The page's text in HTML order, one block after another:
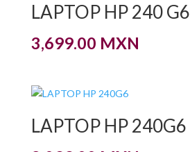
LAPTOP HP 240 G6
3,699.00 MXN
LAPTOP HP 240G6